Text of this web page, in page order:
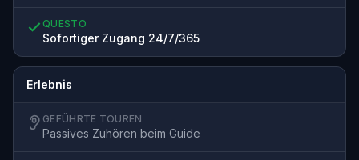
QUESTO
Sofortiger Zugang 24/7/365
Erlebnis
GEFÜHRTE TOUREN
Passives Zuhören beim Guide